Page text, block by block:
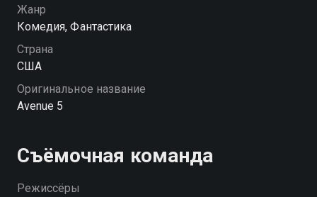
можете совершенно бесплатно в хорошем HD
качестве на Смотрёшке
Жанр
Комедия, Фантастика
Страна
США
Оригинальное название
Avenue 5
Съёмочная команда
Режиссёры